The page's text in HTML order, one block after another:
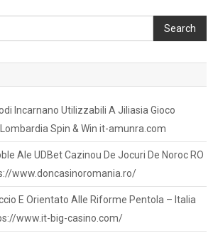
Search
Incarnano Utilizzabili A Jiliasia Gioco
Lombardia Spin & Win it-amunra.com
Ale UDBet Cazinou De Jocuri De Noroc RO
www.doncasinoromania.ro/
E Orientato Alle Riforme Pentola – Italia
www.it-big-casino.com/